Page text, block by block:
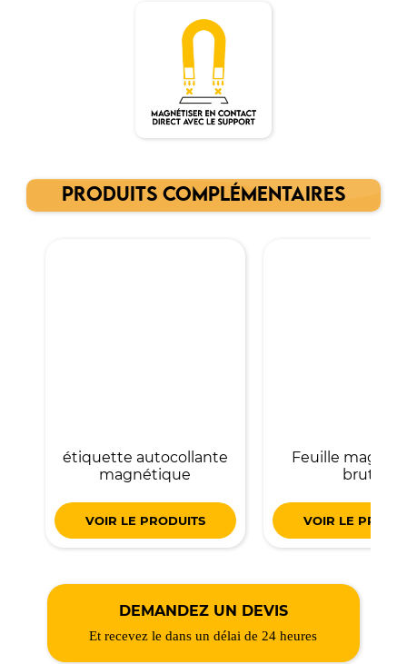
PRODUITS COMPLÉMENTAIRES
étiquette autocollante
magnétique
VOIR LE PRODUITS
Feuille
brute
VOIR LE
DEMANDEZ UN DEVIS
Et recevez le dans un délai de 24 heures